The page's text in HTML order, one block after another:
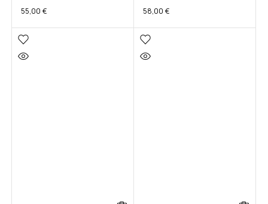
55,00 € 58,00 €